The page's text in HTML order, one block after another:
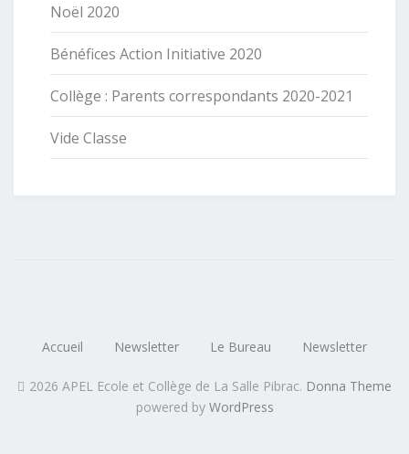
Noël 2020
Bénéfices Action Initiative 2020
Collège : Parents correspondants 2020-2021
Vide Classe
Accueil Newsletter Le Bureau Newsletter
2026 APEL Ecole et Collège de La Salle Pibrac. Donna Theme
powered by WordPress